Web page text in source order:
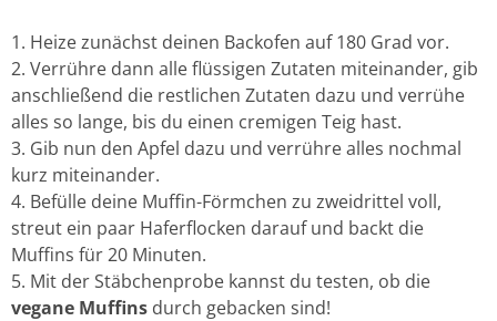
Heize zunächst deinen Backofen auf 180 Grad vor.
Verrühre dann alle flüssigen Zutaten miteinander, gib
anschließend die restlichen Zutaten dazu und verrühe
alles so lange, bis du einen cremigen Teig hast.
Gib nun den Apfel dazu und verrühre alles nochmal
kurz miteinander.
Befülle deine Muffin-Förmchen zu zweidrittel voll,
streut ein paar Haferflocken darauf und backt die
Muffins für 20 Minuten.
Mit der Stäbchenprobe kannst du testen, ob die
vegane Muffins durch gebacken sind!